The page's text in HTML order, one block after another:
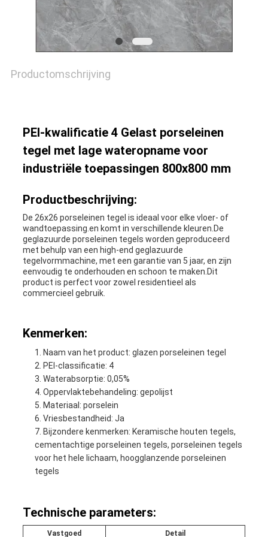
Productomschrijving
PEI-kwalificatie 4 Gelast porseleinen
tegel met lage wateropname voor
industriële toepassingen 800x800 mm
Productbeschrijving:
De 26x26 porseleinen tegel is ideaal voor elke vloer- of
wandtoepassing.en komt in verschillende kleuren.De
geglazuurde porseleinen tegels worden geproduceerd
met behulp van een high-end geglazuurde
tegelvormmachine, met een garantie van 5 jaar, en zijn
eenvoudig te onderhouden en schoon te maken.Dit
product is perfect voor zowel residentieel als
commercieel gebruik.
Kenmerken:
Naam van het product: glazen porseleinen tegel
PEI-classificatie: 4
Waterabsorptie: 0,05%
Oppervlaktebehandeling: gepolijst
Materiaal: porselein
Vriesbestandheid: Ja
Bijzondere kenmerken: Keramische houten tegels,
cementachtige porseleinen tegels, porseleinen tegels
voor het hele lichaam, hoogglanzende porseleinen
tegels
Technische parameters:
Vastgoed Detail